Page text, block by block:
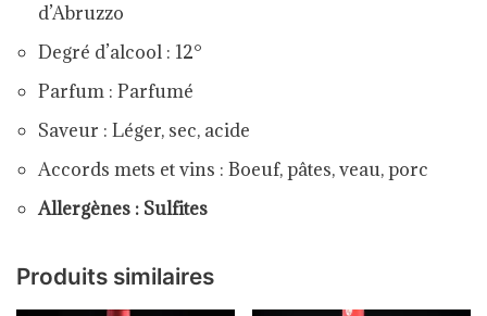
d’Abruzzo
Degré d’alcool : 12°
Parfum : Parfumé
Saveur : Léger, sec, acide
Accords mets et vins : Boeuf, pâtes, veau, porc
Allergènes : Sulfites
Produits similaires